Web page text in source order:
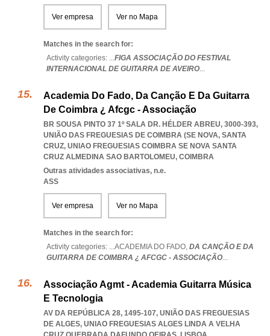
Ver empresa Ver no Mapa
Matches in the search for:
Activity categories: ...FIGA ASSOCIAÇÃO DO FESTIVAL
INTERNACIONAL DE GUITARRA DE AVEIRO...
Academia Do Fado, Da Canção E Da Guitarra
De Coimbra ¿ Afcgc - Associação
BR SOUSA PINTO 37 1º SALA DR. HÉLDER ABREU, 3000-393,
UNIÃO DAS FREGUESIAS DE COIMBRA (SE NOVA, SANTA
CRUZ, UNIAO FREGUESIAS COIMBRA SE NOVA SANTA
CRUZ ALMEDINA SAO BARTOLOMEU, COIMBRA
Outras atividades associativas, n.e.
ASS
Ver empresa Ver no Mapa
Matches in the search for:
Activity categories: ...ACADEMIA DO FADO, DA CANÇÃO E DA
GUITARRA DE COIMBRA ¿ AFCGC - ASSOCIAÇÃO...
Associação Agmt - Academia Guitarra Música
E Tecnologia
AV DA REPÚBLICA 28, 1495-107, UNIÃO DAS FREGUESIAS
DE ALGES, UNIAO FREGUESIAS ALGES LINDA A VELHA